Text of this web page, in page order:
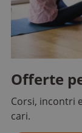
Offerte
Corsi, incontri
cari.